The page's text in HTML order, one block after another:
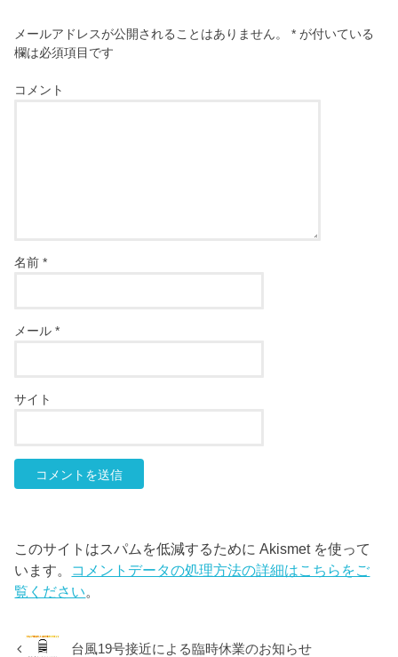
メールアドレスが公開されることはありません。 * が付いている
欄は必須項目です
コメント
名前*
メール*
サイト
このサイトはスパムを低減するために Akismet を使って
います。 コメントデータの処理方法の詳細はこちらをご
覧ください。
台風19号接近による臨時休業のお知らせ